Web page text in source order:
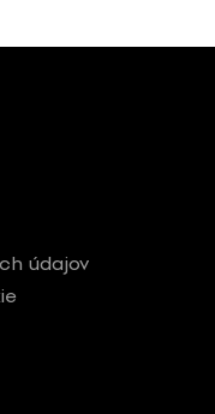
údajov